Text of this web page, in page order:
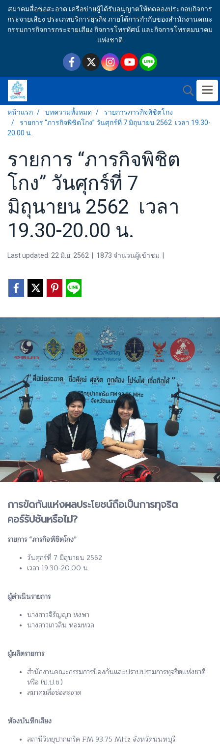
สมาคมสื่อช่อสะอาด เครือข่ายผู้ได้รับอนุญาตให้ทดลองประกอบกิจการ
กระจายเสียง ประเภทบริการธุรกิจ ภายใต้การกำกับของสำนักงานคณะ
กรรมการกิจการกระจายเสียง กิจการโทรทัศน์ และกิจการโทรคมนาคม
แห่งชาติ
หน้าแรก บทความทั้งหมด
รายการภารกิจพิชิตโกง
รายการ “ภารกิจพิชิตโกง” วันศุกร์ที่ 7 มิถุนายน 2562 เวลา 19.30-
20.00 น.
รายการ “ภารกิจพิชิต
โกง” วันศุกร์ที่ 7
มิถุนายน 2562 เวลา
19.30-20.00 น.
Last updated: 22 มิ.ย. 2562 1873 จำนวนผู้เข้าชม
การขัดกันแห่งผลประโยชน์ถือเป็นการทุจริต
คอร์รัปชันหรือไม่?
รายการ “ภารกิจพิชิตโกง”
วันศุกร์ที่ 7 มิถุนายน 2562
เวลา 19.30-20.00 น.
ผู้ดำเนินรายการ
นางสาวจิรัญญา หงษา
นางสาวเกวลิน หอมหวล
ผู้ผลิตรายการ
สำนักงานคณะกรรมการป้องกันและปราบปรามการทุจริตแห่งชาติ
หรือ (ป.ป.ช.)
สมาคมสื่อช่อสะอาด
ห้องบันทึกเสียง
สถานีวิทยุปากเกร็ด FM 93.75 MHz จังหวัดนนทบุรี